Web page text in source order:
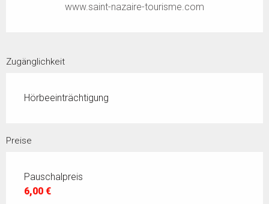
www.saint-nazaire-tourisme.com
Zugänglichkeit
Hörbeeinträchtigung
Preise
Pauschalpreis
6,00 €